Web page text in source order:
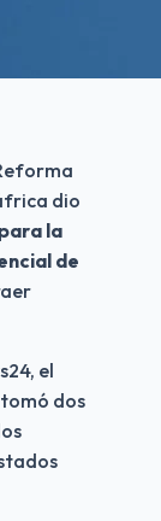
dio
la
de
el
dos